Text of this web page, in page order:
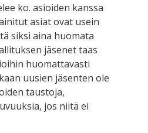
ko. asioiden kanssa
asiat ovat usein
siksi aina huomata
jäsenet taas
huomattavasti
uusien jäsenten ole
taustoja,
jos niitä ei